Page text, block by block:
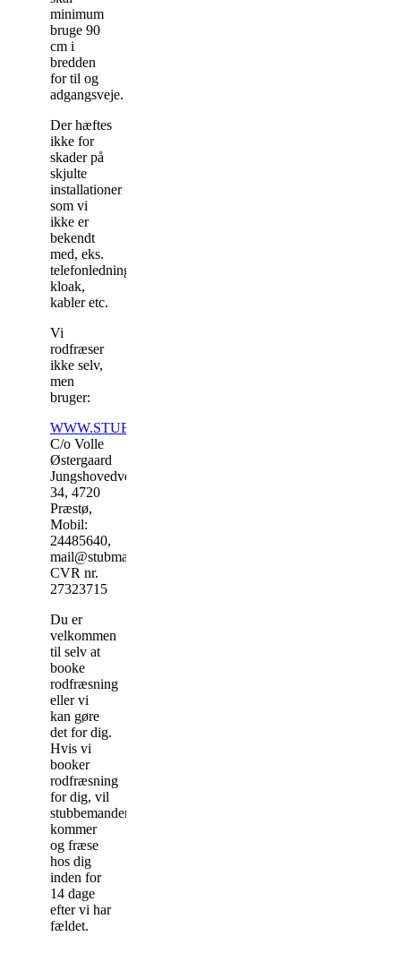
minimum
bruge 90
cm i
bredden
for til og
adgangsveje.
Der hæftes
ikke for
skader på
skjulte
installationer
som vi
ikke er
bekendt
med, eks.
telefonledninger,
kloak,
kabler etc.
Vi
rodfræser
ikke selv,
men
bruger:
WWW.STUBMANDEN.DK
C/o Volle
Østergaard
Jungshovedvej
34, 4720
Præstø,
Mobil:
24485640,
mail@stubmanden.dk,
CVR nr.
27323715
Du er
velkommen
til selv at
booke
rodfræsning
eller vi
kan gøre
det for dig.
Hvis vi
booker
rodfræsning
for dig, vil
stubbemanden
kommer
og fræse
hos dig
inden for
14 dage
efter vi har
fældet.